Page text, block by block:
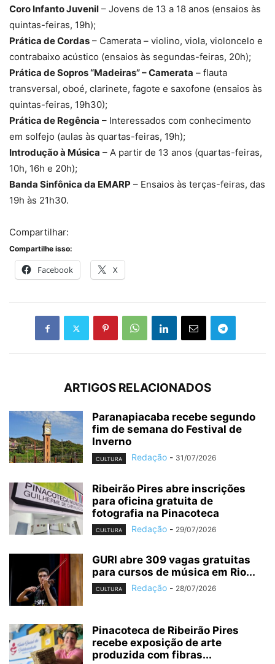
Coro Infanto Juvenil – Jovens de 13 a 18 anos (ensaios às
quintas-feiras, 19h);
Prática de Cordas – Camerata – violino, viola, violoncelo e
contrabaixo acústico (ensaios às segundas-feiras, 20h);
Prática de Sopros “Madeiras” – Camerata – flauta
transversal, oboé, clarinete, fagote e saxofone (ensaios às
quintas-feiras, 19h30);
Prática de Regência – Interessados com conhecimento
em solfejo (aulas às quartas-feiras, 19h);
Introdução à Música – A partir de 13 anos (quartas-feiras,
10h, 16h e 20h);
Banda Sinfônica da EMARP – Ensaios às terças-feiras, das
19h às 21h30.
Compartilhar:
Compartilhe isso:
Facebook X
ARTIGOS RELACIONADOS
Paranapiacaba recebe segundo
fim de semana do Festival de
Inverno
CULTURA Redação - 31/07/2026
Ribeirão Pires abre inscrições
para oficina gratuita de
fotografia na Pinacoteca
CULTURA Redação - 29/07/2026
GURI abre 309 vagas gratuitas
para cursos de música em Rio...
CULTURA Redação - 28/07/2026
Pinacoteca de Ribeirão Pires
recebe exposição de arte
produzida com fibras...